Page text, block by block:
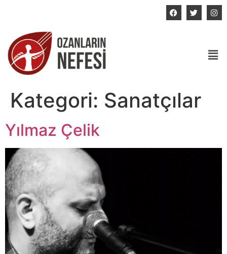
Kategori: Sanatçılar
Yılmaz Çelik